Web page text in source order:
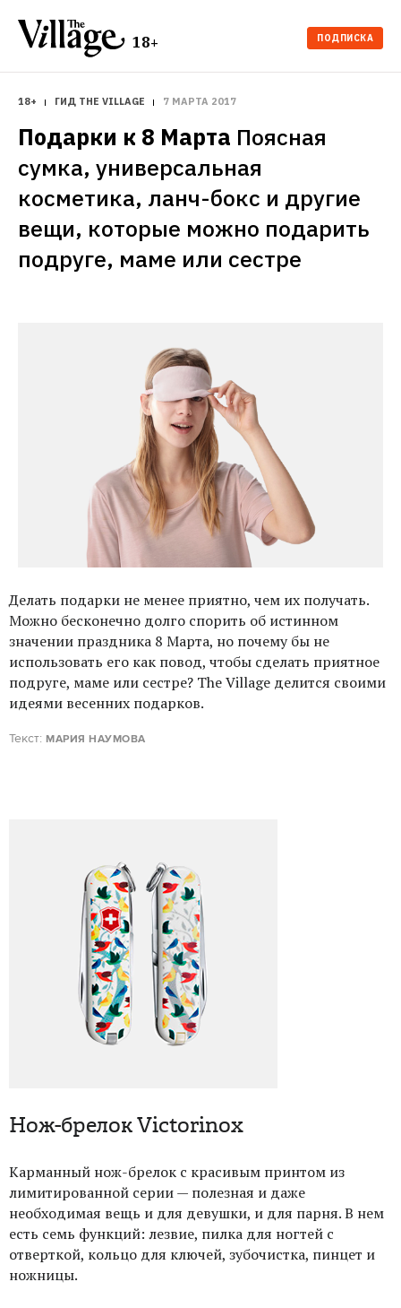
18+ ПОДПИСКА
18+ ГИД THE VILLAGE 7 МАРТА 2017
Подарки к 8 Марта Поясная
сумка, универсальная
косметика, ланч-бокс и другие
вещи, которые можно подарить
подруге, маме или сестре
Делать подарки не менее приятно, чем их получать.
Можно бесконечно долго спорить об истинном
значении праздника 8 Марта, но почему бы не
использовать его как повод, чтобы сделать приятное
подруге, маме или сестре? The Village делится своими
идеями весенних подарков.
Текст: МАРИЯ НАУМОВА
Нож-брелок Victorinox
Карманный нож-брелок с красивым принтом из
лимитированной серии — полезная и даже
необходимая вещь и для девушки, и для парня. В нем
есть семь функций: лезвие, пилка для ногтей с
отверткой, кольцо для ключей, зубочистка, пинцет и
ножницы.